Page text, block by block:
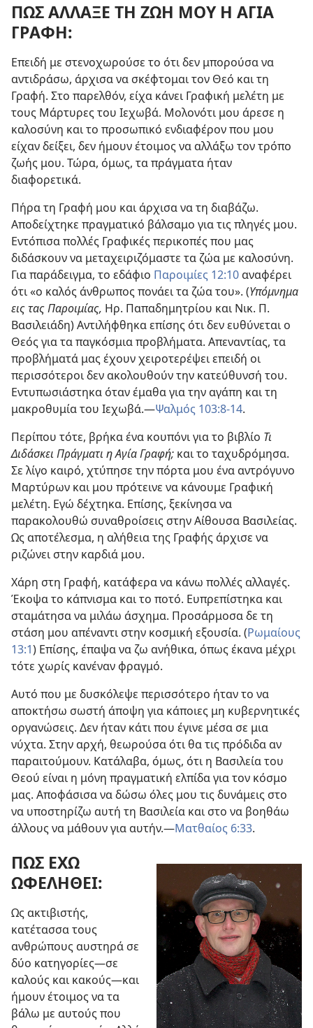
ΠΩΣ ΑΛΛΑΞΕ ΤΗ ΖΩΗ ΜΟΥ Η ΑΓΙΑ
ΓΡΑΦΗ:
Επειδή με στενοχωρούσε το ότι δεν μπορούσα να
αντιδράσω, άρχισα να σκέφτομαι τον Θεό και τη
Γραφή. Στο παρελθόν, είχα κάνει Γραφική μελέτη με
τους Μάρτυρες του Ιεχωβά. Μολονότι μου άρεσε η
καλοσύνη και το προσωπικό ενδιαφέρον που μου
είχαν δείξει, δεν ήμουν έτοιμος να αλλάξω τον τρόπο
ζωής μου. Τώρα, όμως, τα πράγματα ήταν
διαφορετικά.
Πήρα τη Γραφή μου και άρχισα να τη διαβάζω.
Αποδείχτηκε πραγματικό βάλσαμο για τις πληγές μου.
Εντόπισα πολλές Γραφικές περικοπές που μας
διδάσκουν να μεταχειριζόμαστε τα ζώα με καλοσύνη.
Για παράδειγμα, το εδάφιο Παροιμίες 12:10αναφέρει
ότι «ο καλός άνθρωπος πονάει τα ζώα του». (Υπόμνημα
εις τας Παροιμίας, Ηρ. Παπαδημητρίου και Νικ. Π.
Βασιλειάδη) Αντιλήφθηκα επίσης ότι δεν ευθύνεται ο
Θεός για τα παγκόσμια προβλήματα. Απεναντίας, τα
προβλήματά μας έχουν χειροτερέψει επειδή οι
περισσότεροι δεν ακολουθούν την κατεύθυνσή του.
Εντυπωσιάστηκα όταν έμαθα για την αγάπη και τη
μακροθυμία του Ιεχωβά.—Ψαλμός 103:8-14.
Περίπου τότε, βρήκα ένα κουπόνι για το βιβλίο Τι
Διδάσκει Πράγματι η Αγία Γραφή; και το ταχυδρόμησα.
Σε λίγο καιρό, χτύπησε την πόρτα μου ένα αντρόγυνο
Μαρτύρων και μου πρότεινε να κάνουμε Γραφική
μελέτη. Εγώ δέχτηκα. Επίσης, ξεκίνησα να
παρακολουθώ συναθροίσεις στην Αίθουσα Βασιλείας.
Ως αποτέλεσμα, η αλήθεια της Γραφής άρχισε να
ριζώνει στην καρδιά μου.
Χάρη στη Γραφή, κατάφερα να κάνω πολλές αλλαγές.
Έκοψα το κάπνισμα και το ποτό. Ευπρεπίστηκα και
σταμάτησα να μιλάω άσχημα. Προσάρμοσα δε τη
στάση μου απέναντι στην κοσμική εξουσία. (Ρωμαίους
13:1) Επίσης, έπαψα να ζω ανήθικα, όπως έκανα μέχρι
τότε χωρίς κανέναν φραγμό.
Αυτό που με δυσκόλεψε περισσότερο ήταν το να
αποκτήσω σωστή άποψη για κάποιες μη κυβερνητικές
οργανώσεις. Δεν ήταν κάτι που έγινε μέσα σε μια
νύχτα. Στην αρχή, θεωρούσα ότι θα τις πρόδιδα αν
παραιτούμουν. Κατάλαβα, όμως, ότι η Βασιλεία του
Θεού είναι η μόνη πραγματική ελπίδα για τον κόσμο
μας. Αποφάσισα να δώσω όλες μου τις δυνάμεις στο
να υποστηρίζω αυτή τη Βασιλεία και στο να βοηθάω
άλλους να μάθουν για αυτήν.—Ματθαίος 6:33.
ΠΩΣ ΕΧΩ
ΩΦΕΛΗΘΕΙ:
Ως ακτιβιστής,
κατέτασσα τους
ανθρώπους αυστηρά σε
δύο κατηγορίες—σε
καλούς και κακούς—και
ήμουν έτοιμος να τα
βάλω με αυτούς που